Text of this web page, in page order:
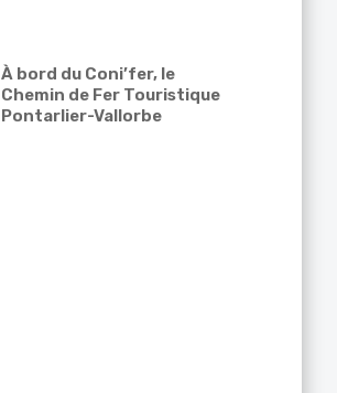
À bord du Coni’fer, le
Chemin de Fer Touristique
Pontarlier-Vallorbe